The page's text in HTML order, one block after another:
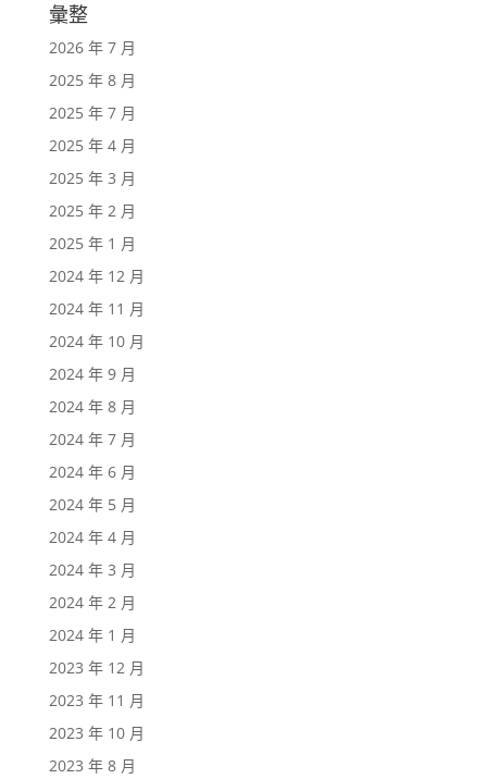
彙整
2026 年 7 月
2025 年 8 月
2025 年 7 月
2025 年 4 月
2025 年 3 月
2025 年 2 月
2025 年 1 月
2024 年 12 月
2024 年 11 月
2024 年 10 月
2024 年 9 月
2024 年 8 月
2024 年 7 月
2024 年 6 月
2024 年 5 月
2024 年 4 月
2024 年 3 月
2024 年 2 月
2024 年 1 月
2023 年 12 月
2023 年 11 月
2023 年 10 月
2023 年 8 月